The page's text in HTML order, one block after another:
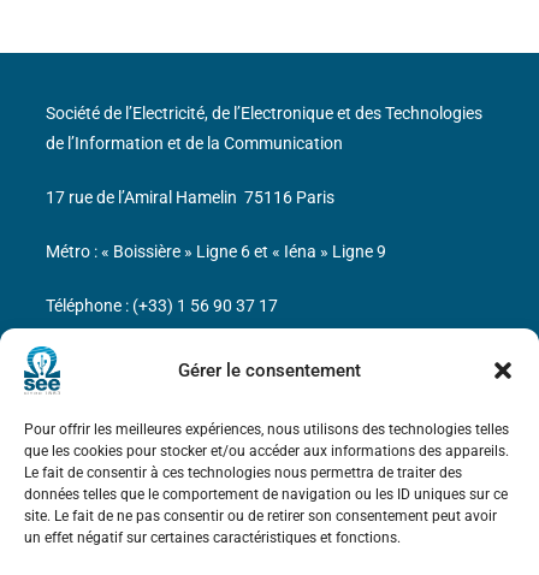
Gérer le consentement
Pour offrir les meilleures expériences, nous utilisons des technologies telles
que les cookies pour stocker et/ou accéder aux informations des appareils.
Le fait de consentir à ces technologies nous permettra de traiter des
données telles que le comportement de navigation ou les ID uniques sur ce
site. Le fait de ne pas consentir ou de retirer son consentement peut avoir
un effet négatif sur certaines caractéristiques et fonctions.
Bicentenaire des découvertes d’André-
Marie Ampère
Mentions légales
Société de l’Electricité, de l’Electronique et des Technologies
de l’Information et de la Communication
17 rue de l’Amiral Hamelin 75116 Paris
Métro : « Boissière » Ligne 6 et « Iéna » Ligne 9
Téléphone : (+33) 1 56 90 37 17
N° de SIREN : 785 393 232, Code APE : 9412Z TVA intra-
communautaire : FR44 785 393 232